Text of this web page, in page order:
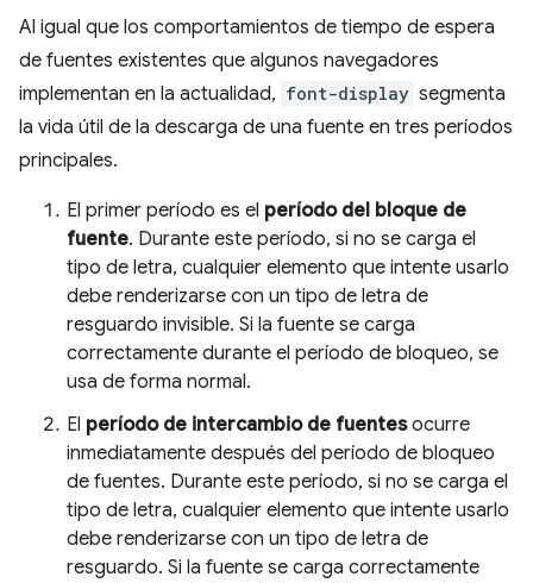
Al igual que los comportamientos de tiempo de espera
de fuentes existentes que algunos navegadores
implementan en la actualidad, font-display segmenta
la vida útil de la descarga de una fuente en tres períodos
principales.
El primer período es el período del bloque de
fuente. Durante este período, si no se carga el
tipo de letra, cualquier elemento que intente usarlo
debe renderizarse con un tipo de letra de
resguardo invisible. Si la fuente se carga
correctamente durante el período de bloqueo, se
usa de forma normal.
El período de intercambio de fuentesocurre
inmediatamente después del período de bloqueo
de fuentes. Durante este período, si no se carga el
tipo de letra, cualquier elemento que intente usarlo
debe renderizarse con un tipo de letra de
resguardo. Si la fuente se carga correctamente